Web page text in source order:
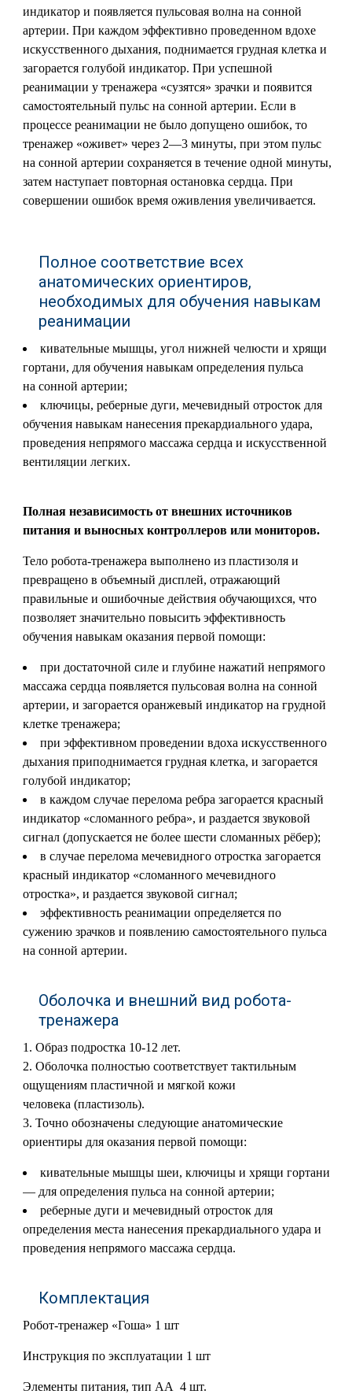
индикатор и появляется пульсовая волна на сонной
артерии. При каждом эффективно проведенном вдохе
искусственного дыхания, поднимается грудная клетка и
загорается голубой индикатор. При успешной
реанимации у тренажера «сузятся» зрачки и появится
самостоятельный пульс на сонной артерии. Если в
процессе реанимации не было допущено ошибок, то
тренажер «оживет» через 2—3 минуты, при этом пульс
на сонной артерии сохраняется в течение одной минуты,
затем наступает повторная остановка сердца. При
совершении ошибок время оживления увеличивается.
Полное соответствие всех
анатомических ориентиров,
необходимых для обучения навыкам
реанимации
кивательные мышцы, угол нижней челюсти и хрящи
гортани, для обучения навыкам определения пульса
на сонной артерии;
ключицы, реберные дуги, мечевидный отросток для
обучения навыкам нанесения прекардиального удара,
проведения непрямого массажа сердца и искусственной
вентиляции легких.
Полная независимость от внешних источников
питания и выносных контроллеров или мониторов.
Тело робота-тренажера выполнено из пластизоля и
превращено в объемный дисплей, отражающий
правильные и ошибочные действия обучающихся, что
позволяет значительно повысить эффективность
обучения навыкам оказания первой помощи:
при достаточной силе и глубине нажатий непрямого
массажа сердца появляется пульсовая волна на сонной
артерии, и загорается оранжевый индикатор на грудной
клетке тренажера;
при эффективном проведении вдоха искусственного
дыхания приподнимается грудная клетка, и загорается
голубой индикатор;
в каждом случае перелома ребра загорается красный
индикатор «сломанного ребра», и раздается звуковой
сигнал (допускается не более шести сломанных рёбер);
в случае перелома мечевидного отростка загорается
красный индикатор «сломанного мечевидного
отростка», и раздается звуковой сигнал;
эффективность реанимации определяется по
сужению зрачков и появлению самостоятельного пульса
на сонной артерии.
Оболочка и внешний вид робота-
тренажера
1. Образ подростка 10-12 лет.
2. Оболочка полностью соответствует тактильным
ощущениям пластичной и мягкой кожи
человека (пластизоль).
3. Точно обозначены следующие анатомические
ориентиры для оказания первой помощи:
кивательные мышцы шеи, ключицы и хрящи гортани
— для определения пульса на сонной артерии;
реберные дуги и мечевидный отросток для
определения места нанесения прекардиального удара и
проведения непрямого массажа сердца.
Комплектация
Робот-тренажер «Гоша» 1 шт
Инструкция по эксплуатации 1 шт
Элементы питания, тип АА 4 шт.